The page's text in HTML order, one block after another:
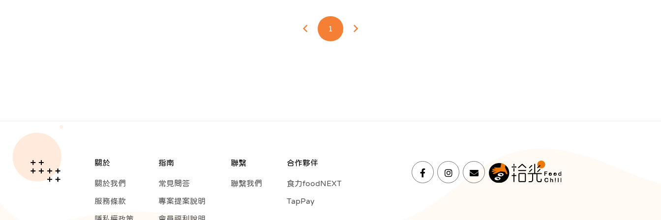
1
關於
關於我們
服務條款
指南
常見問答
專案提案說明
聯繫
聯繫我們
合作夥伴
食力foodNEXT
TapPay